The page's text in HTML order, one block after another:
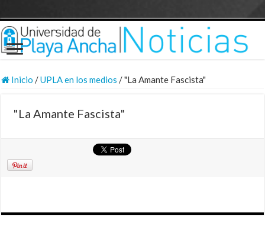
Inicio /UPLA en los medios /"La Amante Fascista"
"La Amante Fascista"